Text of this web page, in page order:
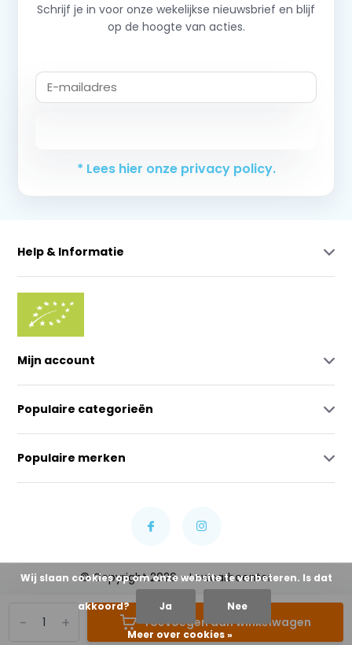
+
- Toevoegen aan winkelwagen
Schrijf je in voor onze wekelijkse nieuwsbrief en blijf
op de hoogte van acties.
* Lees hier onze privacy policy.
Help & Informatie
Mijn account
Populaire categorieën
Populaire merken
© Copyright 2026 - Lowcarbcenter
Wij slaan cookies op om onze website te verbeteren. Is dat
akkoord? Ja Nee
Meer over cookies »